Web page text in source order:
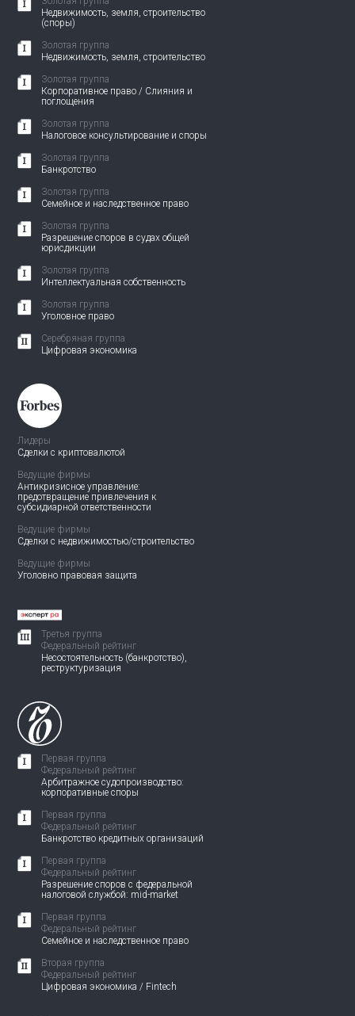
Недвижимость, земля, строительство
(споры)
Золотая группа
Недвижимость, земля, строительство
Золотая группа
Корпоративное право / Слияния и
поглощения
Золотая группа
Налоговое консультирование и споры
Золотая группа
Банкротство
Золотая группа
Семейное и наследственное право
Золотая группа
Разрешение споров в судах общей
юрисдикции
Золотая группа
Интеллектуальная собственность
Золотая группа
Уголовное право
Серебряная группа
Цифровая экономика
Лидеры
Сделки с криптовалютой
Ведущие фирмы
Антикризисное управление:
предотвращение привлечения к
субсидиарной ответственности
Ведущие фирмы
Сделки с недвижимостью/строительство
Ведущие фирмы
Уголовно правовая защита
Третья группа
Федеральный рейтинг
Несостоятельность (банкротство),
реструктуризация
Первая группа
Федеральный рейтинг
Арбитражное судопроизводство:
корпоративные споры
Первая группа
Федеральный рейтинг
Банкротство кредитных организаций
Первая группа
Федеральный рейтинг
Разрешение споров с федеральной
налоговой службой: mid-market
Первая группа
Федеральный рейтинг
Семейное и наследственное право
Вторая группа
Федеральный рейтинг
Цифровая экономика / Fintech